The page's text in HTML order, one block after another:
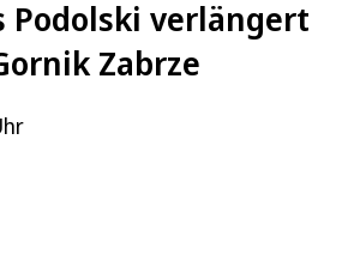
Podolski verlängert
Zabrze